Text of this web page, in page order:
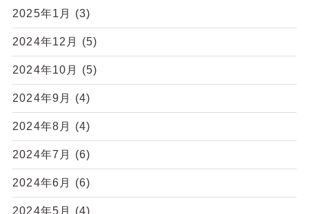
2025年1月 (3)
2024年12月 (5)
2024年10月 (5)
2024年9月 (4)
2024年8月 (4)
2024年7月 (6)
2024年6月 (6)
2024年5月 (4)